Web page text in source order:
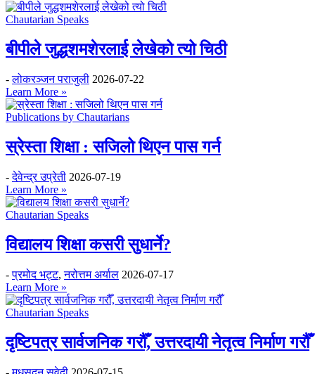
Chautarian Speaks
बीपीले जुद्धशमशेरलाई लेखेको त्यो चिठी
-लोकरञ्‍जन पराजुली 2026-07-22
Learn More »
Publications by Chautarians
स्रेस्ता शिक्षा : सजिलो थिएन पास गर्न
-देवेन्द्र उप्रेती 2026-07-19
Learn More »
Chautarian Speaks
विद्यालय शिक्षा कसरी सुधार्ने?
-प्रमोद भट्ट,नरोत्तम अर्याल 2026-07-17
Learn More »
Chautarian Speaks
दृष्टिपत्र सार्वजनिक गरौँ, उत्तरदायी नेतृत्व निर्माण गरौँ